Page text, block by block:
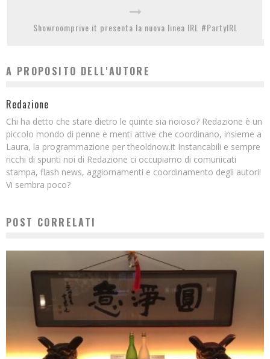
Showroomprive.it presenta la nuova linea IRL #PartyIRL
A PROPOSITO DELL'AUTORE
Redazione
Chi ha detto che stare dietro le quinte sia noioso? Redazione è un
piccolo mondo di penne e menti attive che coordinano, insieme a
Laura, la programmazione per theoldnow.it Instancabili e sempre
ricchi di spunti noi di Redazione ci occupiamo di comunicati
stampa, flash news, aggiornamenti e coordinamento degli autori!
Vi sembra poco?
POST CORRELATI